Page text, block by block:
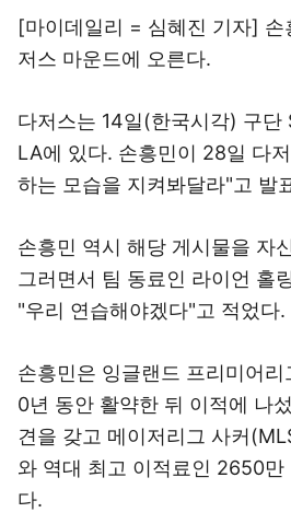
[마이데일리 = 심혜진 기자]
저스 마운드에 오른다.
다저스는 14일(한국시각) 구단
LA에 있다. 손흥민이 28일 다
하는 모습을 지켜봐달라"고 발
손흥민 역시 해당 게시물을 자
그러면서 팀 동료인 라이언 홀
"우리 연습해야겠다"고 적었다.
손흥민은 잉글랜드 프리미어리
0년 동안 활약한 뒤 이적에 나
견을 갖고 메이저리그 사커
와 역대 최고 이적료인 2650만
다.